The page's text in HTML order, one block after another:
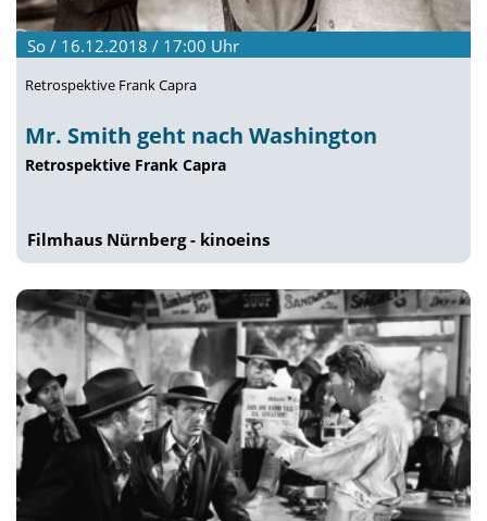
So / 16.12.2018 / 17:00 Uhr
Retrospektive Frank Capra
Mr. Smith geht nach Washington
Retrospektive Frank Capra
Filmhaus Nürnberg - kinoeins